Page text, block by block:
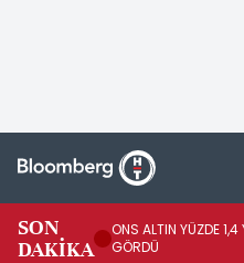
SON
DAKİKA
ONS ALTIN YÜZDE
GÖRDÜ